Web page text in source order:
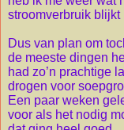
stroomverbruik blijkt
Dus van plan om
de meeste dingen
had zo’n prachtige
drogen voor
Een paar weken
voor als het nodig